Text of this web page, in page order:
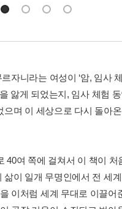
자니라는 여성이 ‘암, 임사
앓게 되었는지, 임사 체험
며 이 세상으로 다시 돌아
40여 쪽에 걸쳐서 이 책이
이 일개 무명인에서 전 세
이처럼 세계 무대로 이끌어